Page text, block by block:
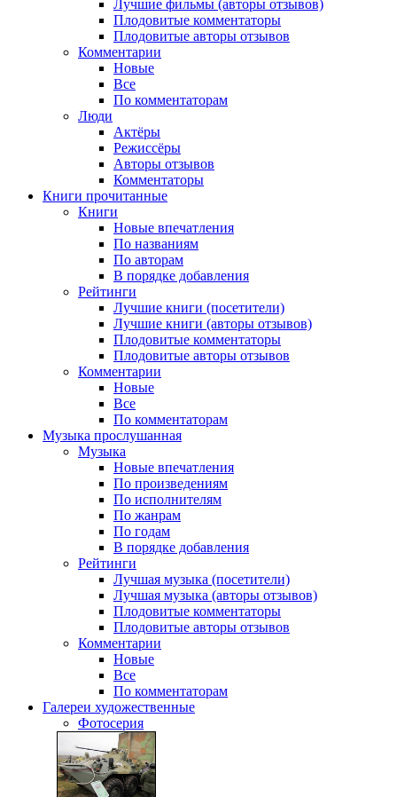
Лучшие фильмы (авторы отзывов)
Плодовитые комментаторы
Плодовитые авторы отзывов
Комментарии
Новые
Все
По комментаторам
Люди
Актёры
Режиссёры
Авторы отзывов
Комментаторы
Книги прочитанные
Книги
Новые впечатления
По названиям
По авторам
В порядке добавления
Рейтинги
Лучшие книги (посетители)
Лучшие книги (авторы отзывов)
Плодовитые комментаторы
Плодовитые авторы отзывов
Комментарии
Новые
Все
По комментаторам
Музыка прослушанная
Музыка
Новые впечатления
По произведениям
По исполнителям
По жанрам
По годам
В порядке добавления
Рейтинги
Лучшая музыка (посетители)
Лучшая музыка (авторы отзывов)
Плодовитые комментаторы
Плодовитые авторы отзывов
Комментарии
Новые
Все
По комментаторам
Галереи художественные
Фотосерия